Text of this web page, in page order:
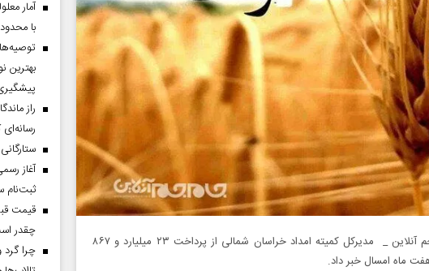
اسدالله ابراهیمی _جام جم آنلاین _ مدیرکل کمیته امداد خراسان شمالی از پرداخت ۲۳ میلیارد و ۸۶۷
ماه امسال خبر داد.
با
راز
ستارگانی که
ثبت‌نام سماح به
چقدر
چرا گرد